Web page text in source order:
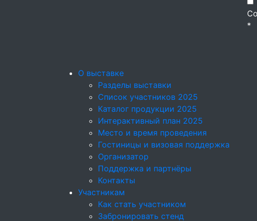
*
О выставке
Разделы выставки
Список участников 2025
Каталог продукции 2025
Интерактивный план 2025
Место и время проведения
Гостиницы и визовая поддержка
Организатор
Поддержка и партнёры
Контакты
Участникам
Как стать участником
Забронировать стенд